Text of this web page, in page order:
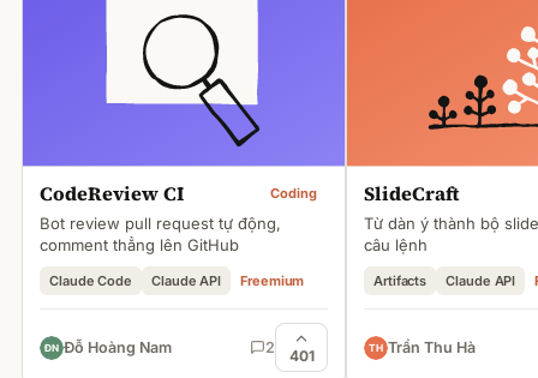
CodeReview CI Coding
Bot review pull request tự động,
comment thẳng lên GitHub
Claude Code Claude API Freemium
Đỗ Hoàng Nam 2 401
SlideCraft
Từ dàn ý thành bộ
câu lệnh
Artifacts Claude API
Trần Thu Hà